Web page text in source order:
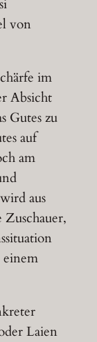
von
im
Absicht
Gutes zu
auf
am
aus
einem
Laien